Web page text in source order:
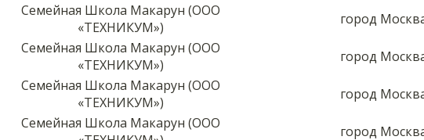
Семейная Школа Макарун (ООО
«ТЕХНИКУМ»)
город
Семейная Школа Макарун (ООО
«ТЕХНИКУМ»)
город
Семейная Школа Макарун (ООО
«ТЕХНИКУМ»)
город
Семейная Школа Макарун (ООО
город